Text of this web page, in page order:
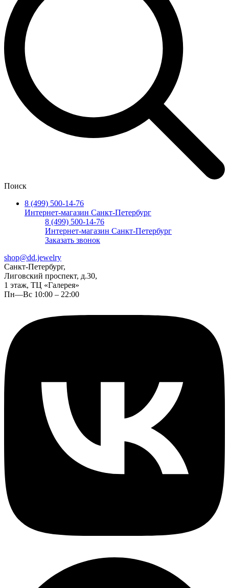
Поиск
8 (499) 500-14-76
Интернет-магазин Санкт-Петербург
8 (499) 500-14-76
Интернет-магазин Санкт-Петербург
Заказать звонок
shop@dd.jewelry
Санкт-Петербург,
Лиговский проспект, д.30,
1 этаж, ТЦ «Галерея»
Пн—Вс 10:00 – 22:00